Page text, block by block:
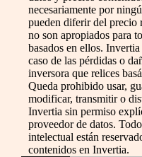
necesariamente por
pueden diferir del precio
no son apropiados para
basados en ellos.
caso de las pérdidas o
inversora que relices
Queda prohibido usar,
modificar, transmitir o
Invertia sin permiso
proveedor de datos.
intelectual están
contenidos en Invertia.